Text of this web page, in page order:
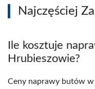
Najczęściej
Ile kosztuje
Hrubieszowie?
Ceny naprawy butów w